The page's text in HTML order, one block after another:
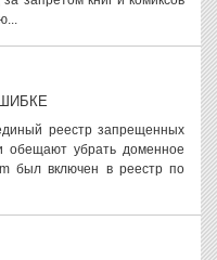
реестр запрещенных
обещают убрать доменное
был включен в реестр по